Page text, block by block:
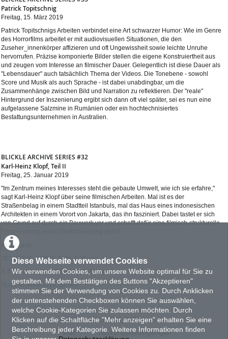
Diese Webseite verwendet Cookies
Wir verwenden Cookies, um unsere Website optimal für Sie zu
gestalten. Mit dem Bestätigen des Buttons "Akzeptieren"
stimmen Sie der Verwendung von Cookies zu. Durch Anklicken
der untenstehenden Checkboxen können Sie auswählen,
welche Cookie-Kategorien Sie zulassen möchten. Durch
Klicken auf die Schaltfläche "Mehr anzeigen" erhalten Sie eine
Beschreibung jeder Kategorie. Weitere Informationen finden
Patrick Topitschnig
Freitag, 15. März 2019
Patrick Topitschnigs Arbeiten verbindet eine Art schwarzer Humor: Wie im Genre
des Horrorfilms arbeitet er mit audiovisuellen Situationen, die den
Zuseher_innenkörper affizieren und oft Ungewissheit sowie leichte Unruhe
hervorrufen. Präzise komponierte Bilder stellen die eigene Konstruiertheit aus
und zeugen vom Interesse an filmischer Dauer. Gelegentlich ist diese Dauer als
"Lebensdauer" auch tatsächlich Thema der Videos. Die Tonebene - sowohl
Score und Musik als auch Sprache - ist dabei unabdingbar, um die
Zusammenhänge zwischen Bild und Narration zu reflektieren. Der "reale"
Hintergrund der Inszenierung ergibt sich dann oft viel später, sei es nun eine
aufgelassene Salzmine in Rumänien oder ein hochtechnisiertes
Bestattungsunternehmen in Australien.
BLICKLE ARCHIVE SERIES #32
Karl-Heinz Klopf, Teil II
Freitag, 25. Januar 2019
"Im Zentrum meines Interesses steht die gebaute Umwelt, wie ich sie erfahre,"
sagt Karl-Heinz Klopf über seine filmischen Arbeiten. Mal ist es der
Straßenbelag in einem Stadtteil Istanbuls, mal das Haus eines indonesischen
Architekten in einem Vorort von Jakarta, das ihn fasziniert. Dabei tastet er sich
von Grund auf durch ein Bauwerk vor und schafft dafür eine filmisch-strukturelle
Programm
TESVIKIYE, AT/TUR 2004, 5:20 min
A Tropical House, AT/IDN 2015, 51 min
Testa, AT/ARG 2018, 18 min
ABOUT
Mail
LEGAL INFO
Nutzungsbedingungen